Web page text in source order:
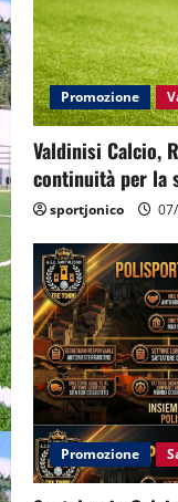
Promozione
Valdinisi Calcio,
continuità per la
sportjonico
Promozione